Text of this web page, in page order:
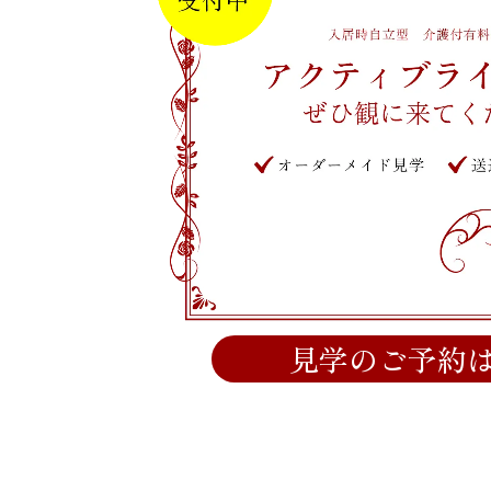
見学のご予約